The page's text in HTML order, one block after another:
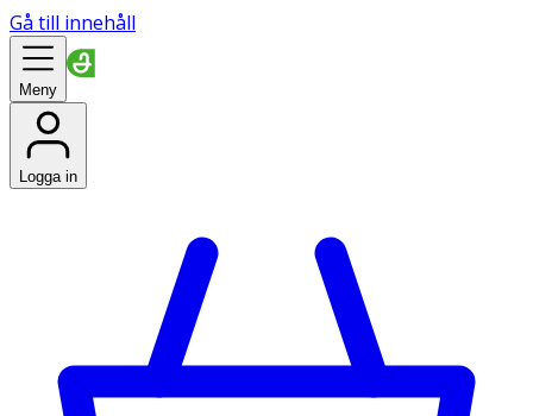
Gå till innehåll
Meny
Logga in